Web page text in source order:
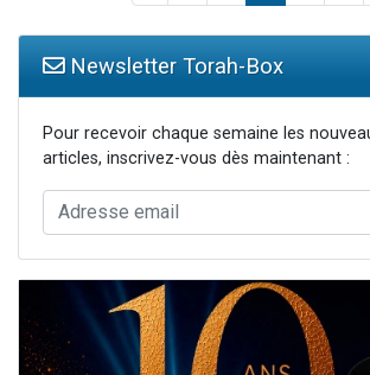
Newsletter Torah-Box
Pour recevoir chaque semaine les
articles, inscrivez-vous dès maintenant :